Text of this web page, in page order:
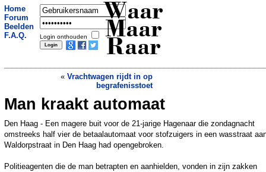
Home
Forum
Beelden
F.A.Q.
Login onthouden
Waar
Maar
Raar
« Vrachtwagen rijdt in op
begrafenisstoet
Duizenden misdadigers krijgen
huisarrest»
Man kraakt automaat
Den Haag - Een magere buit voor de 21-jarige Hagenaar die zondagnacht
omstreeks half vier de betaalautomaat voor stofzuigers in een wasstraat
Waldorpstraat in Den Haag had opengebroken.
Politieagenten die de man betrapten en aanhielden, vonden in zijn zakken